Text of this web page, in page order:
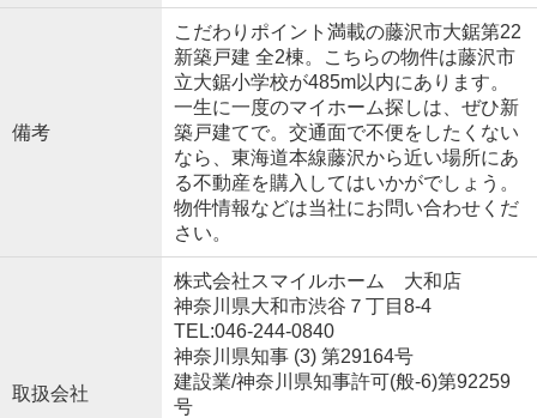
備考
こだわりポイント満載の藤沢市大鋸第22
新築戸建 全2棟。こちらの物件は藤沢市
立大鋸小学校が485m以内にあります。
一生に一度のマイホーム探しは、ぜひ新
築戸建てで。交通面で不便をしたくない
なら、東海道本線藤沢から近い場所にあ
る不動産を購入してはいかがでしょう。
物件情報などは当社にお問い合わせくだ
さい。
取扱会社
株式会社スマイルホーム 大和店
神奈川県大和市渋谷７丁目8-4
TEL:046-244-0840
神奈川県知事 (3) 第29164号
建設業/神奈川県知事許可(般-6)第92259
号